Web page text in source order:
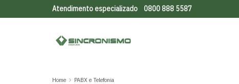
Atendimento especializado 0800 888 5587
Home PABX e Telefonia